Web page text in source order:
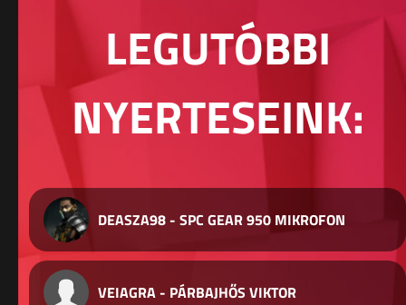
LEGUTÓBBI
NYERTESEINK:
DEASZA98 - SPC GEAR 950 MIKROFON
VEIAGRA - PÁRBAJHŐS VIKTOR